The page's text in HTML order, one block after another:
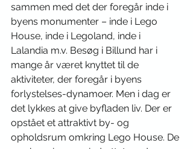
sammen med det der foregår inde i
byens monumenter – inde i Lego
House, inde i Legoland, inde i
Lalandia m.v. Besøg i Billund har i
mange år været knyttet til de
aktiviteter, der foregår i byens
forlystelses-dynamoer. Men i dag er
det lykkes at give byfladen liv. Der er
opstået et attraktivt by- og
opholdsrum omkring Lego House. De